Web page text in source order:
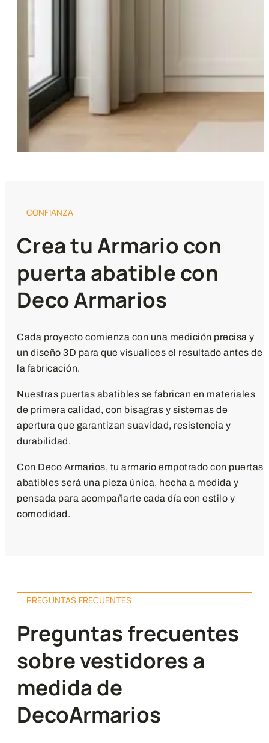
CONFIANZA
Crea tu Armario con
puerta abatible con
Deco Armarios
Cada proyecto comienza con una medición precisa y
un diseño 3D para que visualices el resultado antes de
la fabricación.
Nuestras puertas abatibles se fabrican en materiales
de primera calidad, con bisagras y sistemas de
apertura que garantizan suavidad, resistencia y
durabilidad.
Con Deco Armarios, tu armario empotrado con puertas
abatibles será una pieza única, hecha a medida y
pensada para acompañarte cada día con estilo y
comodidad.
PREGUNTAS FRECUENTES
Preguntas frecuentes
sobre vestidores a
medida de
DecoArmarios